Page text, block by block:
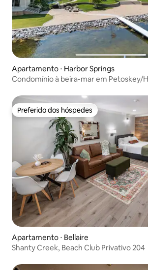
Apartamento ⋅ Harbor Springs
Condomínio à beira-mar em Petoskey/
Preferido dos hóspedes
Preferido dos hóspedes
Apartamento ⋅ Bellaire
Shanty Creek, Beach Club Privativo 204